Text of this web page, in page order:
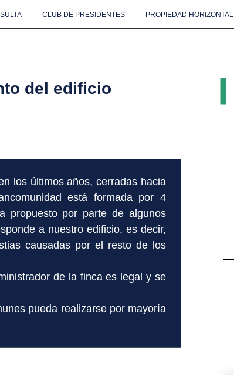
CLUB DE PRESIDENTES PROPIEDAD HORIZONTAL
del edificio
los últimos años, cerradas hacia
está formada por 4
propuesto por parte de algunos
a nuestro edificio, es decir,
causadas por el resto de los
de la finca es legal y se
pueda realizarse por mayoría